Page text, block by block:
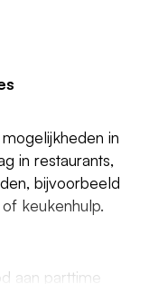
in
in restaurants,
bijvoorbeeld
keukenhulp.
aan parttime